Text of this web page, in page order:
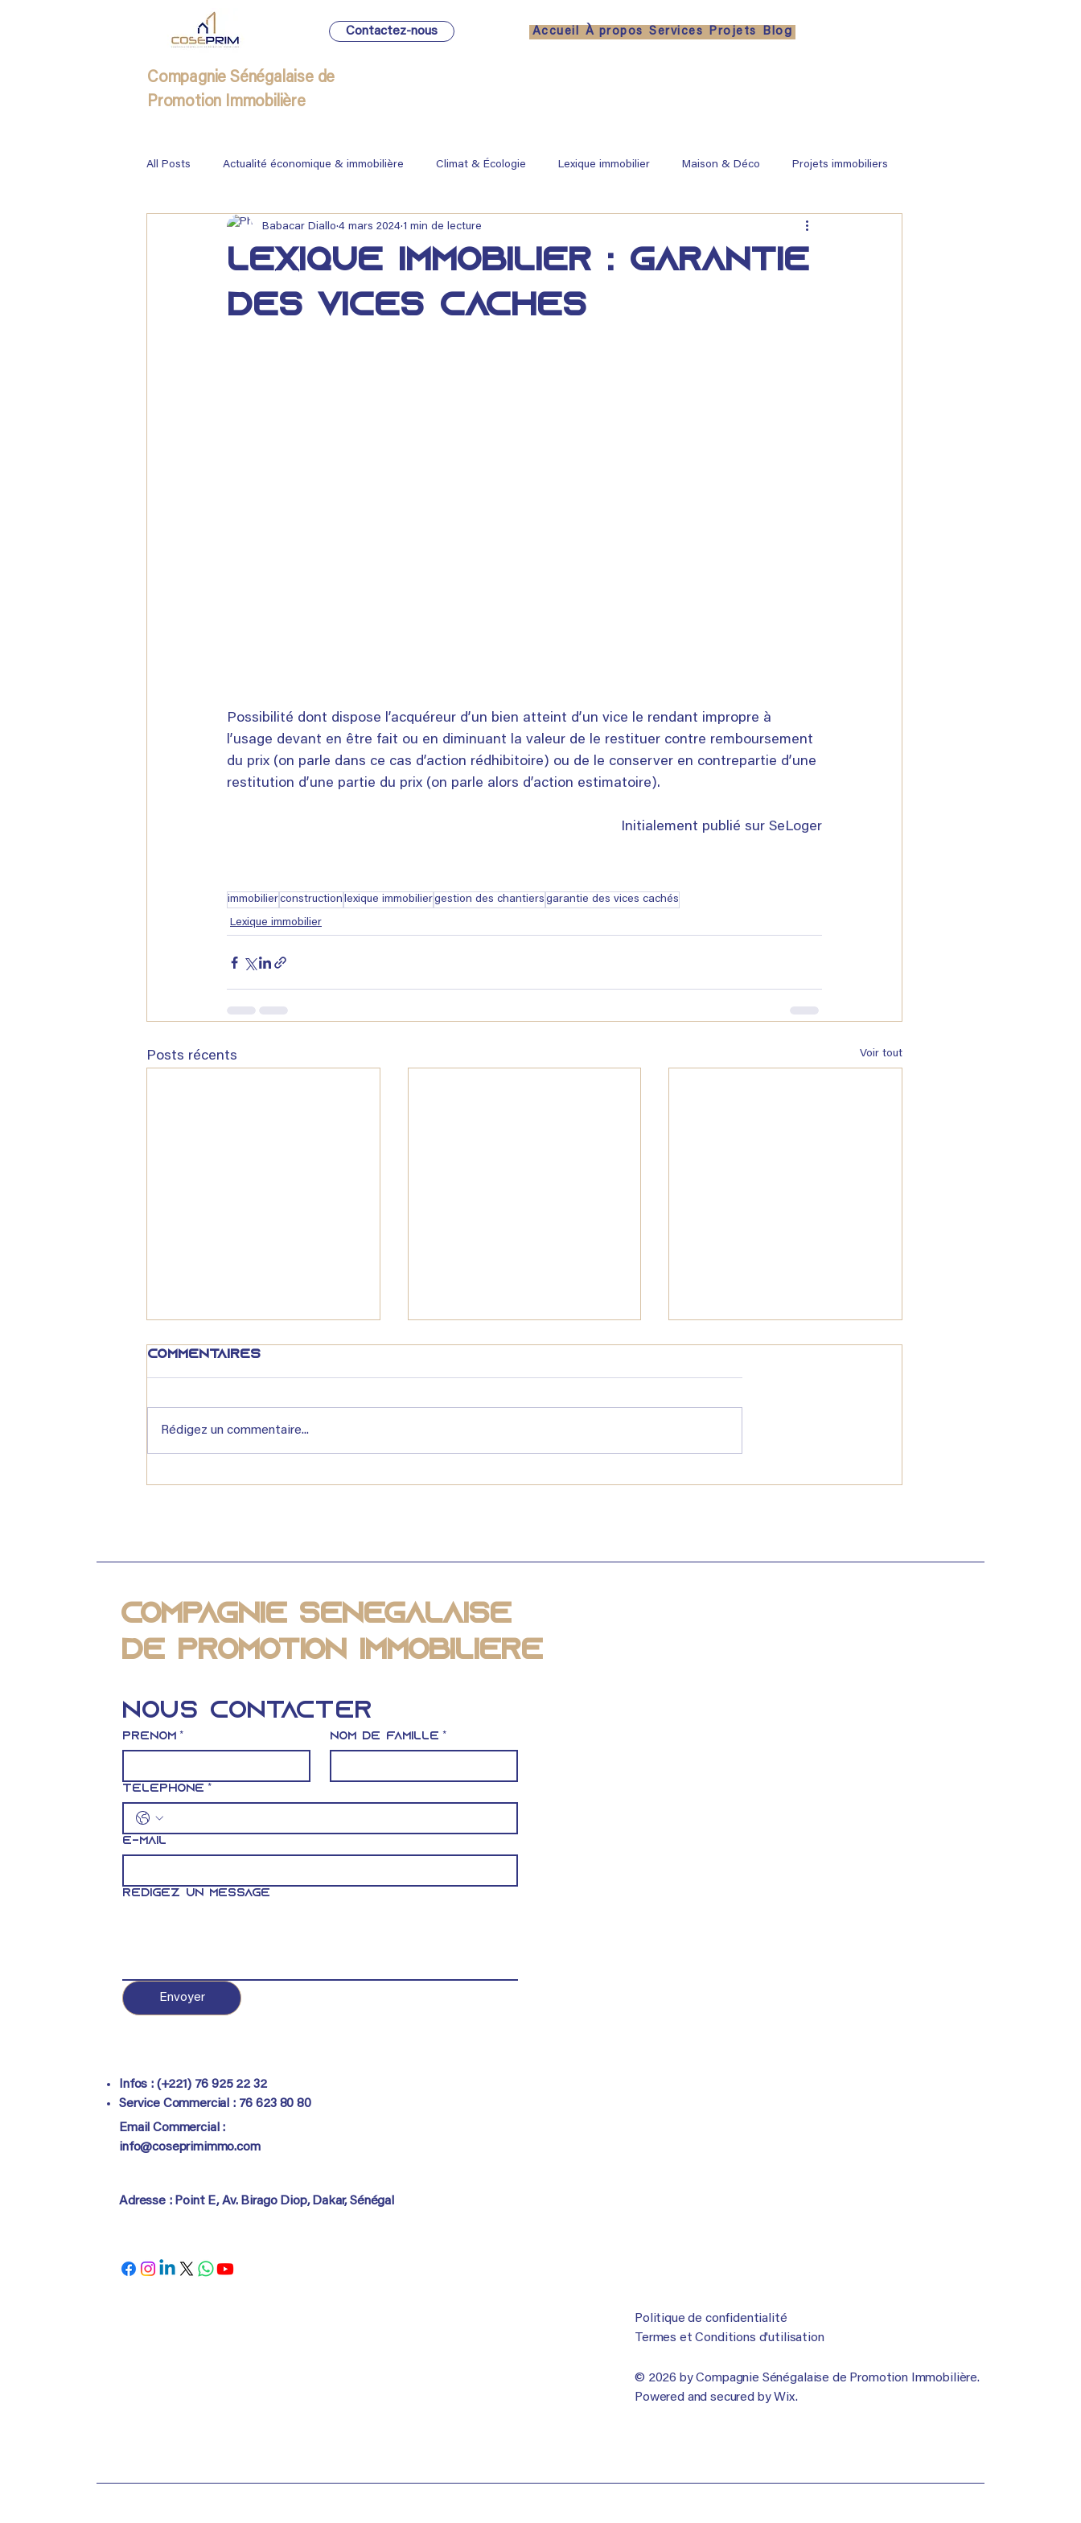
Compagnie Sénégalaise de
Promotion Immobilière
Contactez-nous Accueil À propos Services Projets Blog
All Posts Actualité économique & immobilière Climat & Écologie Lexique immobilier Maison & Déco Projets immobiliers
Immobilier
Lexique immobilier : Garantie
des vices cachés
Babacar Diallo 4 mars 2024 1 min de lecture
Possibilité dont dispose l’acquéreur d’un bien atteint d’un vice le rendant impropre à
l’usage devant en être fait ou en diminuant la valeur de le restituer contre remboursement
du prix (on parle dans ce cas d’action rédhibitoire) ou de le conserver en contrepartie d’une
restitution d’une partie du prix (on parle alors d’action estimatoire).
Initialement publié sur SeLoger
immobilierconstruction lexique immobiliergestion des chantiers garantie des vices cachés
Lexique immobilier
Posts récents Voir tout
Commentaires
Rédigez un commentaire...
Compagnie Sénégalaise
de Promotion Immobilière
Nous contacter
Prénom * Nom de famille *
Téléphone *
E-mail
Rédigez un message
Envoyer
Infos : (+221) 76 925 22 32
Service Commercial : 76 623 80 80
Email Commercial :
info@coseprimimmo.com
Adresse : Point E, Av. Birago Diop, Dakar, Sénégal
Politique de confidentialité
Termes et Conditions d'utilisation
© 2026 by Compagnie Sénégalaise de Promotion Immobilière.
Powered and secured byWix.